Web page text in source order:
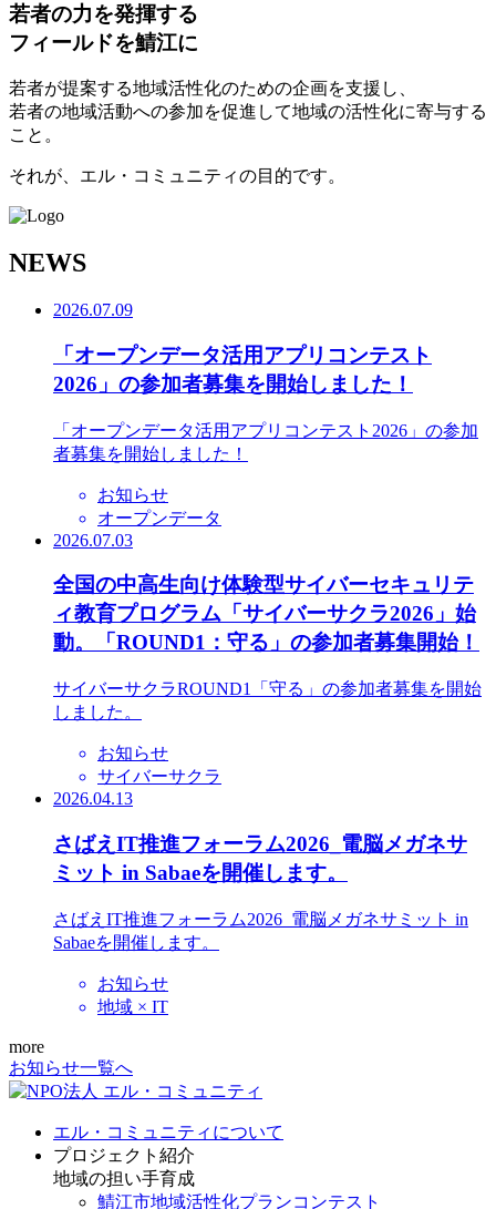
若者の力を発揮する
フィールドを鯖江に
若者が提案する地域活性化のための企画を支援し、
若者の地域活動への参加を促進して地域の活性化に寄与する
こと。
それが、エル・コミュニティの目的です。
NEWS
2026.07.09
「オープンデータ活用アプリコンテスト
2026」の参加者募集を開始しました！
「オープンデータ活用アプリコンテスト2026」の参加
者募集を開始しました！
お知らせ
オープンデータ
2026.07.03
全国の中高生向け体験型サイバーセキュリテ
ィ教育プログラム「サイバーサクラ2026」始
動。「ROUND1：守る」の参加者募集開始！
サイバーサクラROUND1「守る」の参加者募集を開始
しました。
お知らせ
サイバーサクラ
2026.04.13
さばえIT推進フォーラム2026_電脳メガネサ
ミット in Sabaeを開催します。
さばえIT推進フォーラム2026_電脳メガネサミット in
Sabaeを開催します。
お知らせ
地域 × IT
more
お知らせ一覧へ
エル・コミュニティについて
プロジェクト紹介
地域の担い手育成
鯖江市地域活性化プランコンテスト